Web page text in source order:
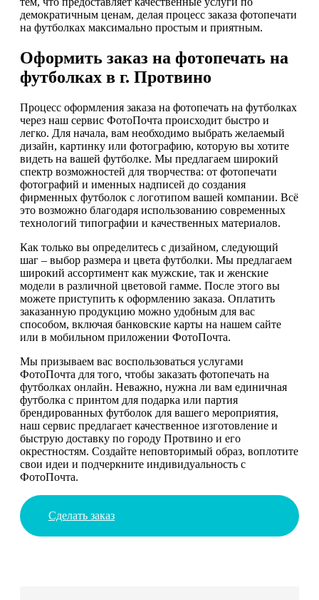
демократичным ценам, делая процесс заказа фотопечати
на футболках максимально простым и приятным.
Оформить заказ на фотопечать на
футболках в г. Протвино
Процесс оформления заказа на фотопечать на футболках
через наш сервис ФотоПочта происходит быстро и
легко. Для начала, вам необходимо выбрать желаемый
дизайн, картинку или фотографию, которую вы хотите
видеть на вашей футболке. Мы предлагаем широкий
спектр возможностей для творчества: от фотопечати
фотографий и именных надписей до создания
фирменных футболок с логотипом вашей компании. Всё
это возможно благодаря использованию современных
технологий типографии и качественных материалов.
Как только вы определитесь с дизайном, следующий
шаг – выбор размера и цвета футболки. Мы предлагаем
широкий ассортимент как мужские, так и женские
модели в различной цветовой гамме. После этого вы
можете приступить к оформлению заказа. Оплатить
заказанную продукцию можно удобным для вас
способом, включая банковские карты на нашем сайте
или в мобильном приложении ФотоПочта.
Мы призываем вас воспользоваться услугами
ФотоПочта для того, чтобы заказать фотопечать на
футболках онлайн. Неважно, нужна ли вам единичная
футболка с принтом для подарка или партия
брендированных футболок для вашего мероприятия,
наш сервис предлагает качественное изготовление и
быструю доставку по городу Протвино и его
окрестностям. Создайте неповторимый образ, воплотите
свои идеи и подчеркните индивидуальность с
ФотоПочта.
Сделать заказ